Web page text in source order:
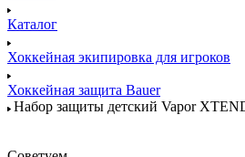
Каталог
Хоккейная экипировка для игроков
Хоккейная защита Bauer
Набор защиты детский Vapor